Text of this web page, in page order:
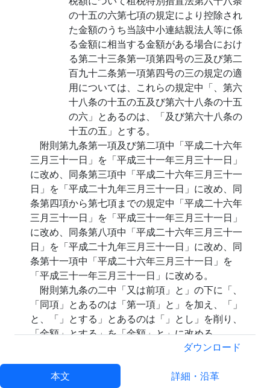
の十五の六第七項の規定により控除され
た金額のうち当該中小連結親法人等に係
る金額に相当する金額がある場合におけ
る第二十三条第一項第四号の三及び第二
百九十二条第一項第四号の三の規定の適
用については、これらの規定中「、第六
十八条の十五の五及び第六十八条の十五
の六」とあるのは、「及び第六十八条の
十五の五」とする。
附則第九条第一項及び第二項中「平成二十六年
三月三十一日」を「平成三十一年三月三十一日」
に改め、同条第三項中「平成二十六年三月三十一
日」を「平成二十九年三月三十一日」に改め、同
条第四項から第七項までの規定中「平成二十六年
三月三十一日」を「平成三十一年三月三十一日」
に改め、同条第八項中「平成二十六年三月三十一
日」を「平成二十九年三月三十一日」に改め、同
条第十一項中「平成二十六年三月三十一日」を
「平成三十一年三月三十一日」に改める。
附則第九条の二中「又は前項」と」の下に「、
「同項」とあるのは「第一項」と」を加え、「」
と、「」とする」とあるのは「」とし」を削り、
「金額」とする」を「金額」と」に改める。
附則第十条第四項を削り、同条第五項中「第八
号」を「第九号」に改め、同項を同条第四項と
し、同条に次の一項を加える。
ダウンロード
本文 詳細・沿革